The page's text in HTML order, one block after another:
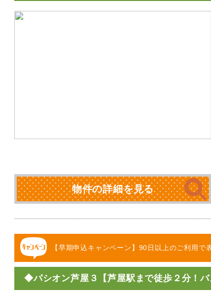
物件の詳細を見る
【早期申込キャンペーン】90日以上のご利用で
◆パシオン芦屋３【芦屋駅まで徒歩２分！バ